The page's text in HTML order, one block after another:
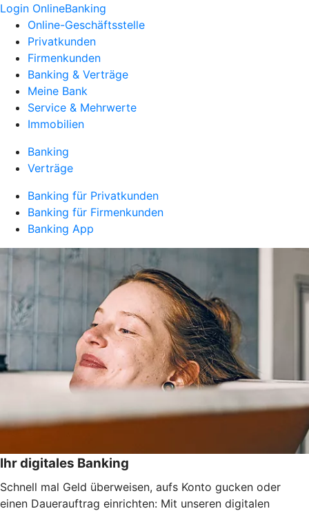
Login OnlineBanking
Online-Geschäftsstelle
Privatkunden
Firmenkunden
Banking & Verträge
Meine Bank
Service & Mehrwerte
Immobilien
Banking
Verträge
Banking für Privatkunden
Banking für Firmenkunden
Banking App
Ihr digitales Banking
Schnell mal Geld überweisen, aufs Konto gucken oder
einen Dauerauftrag einrichten: Mit unseren digitalen